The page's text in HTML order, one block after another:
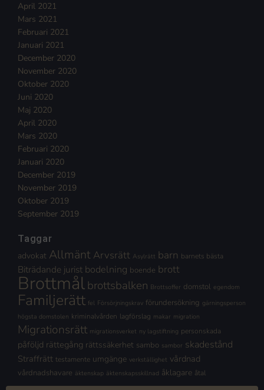
April 2021
Mars 2021
Februari 2021
Januari 2021
December 2020
November 2020
Oktober 2020
Juni 2020
Maj 2020
April 2020
Mars 2020
Februari 2020
Januari 2020
December 2019
November 2019
Oktober 2019
September 2019
Taggar
advokat Allmänt Arvsrätt Asylrätt barn barnets bästa
Biträdande jurist bodelning boende brott
Brottmålbrottsbalken Brottsoffer domstol egendom
Familjerätt fel Försörjningskrav förundersökning gärningsperson
högsta domstolen kriminalvården lagförslag makar migration
Migrationsrätt migrationsverket ny lagstiftning personskada
påföljd rättegång rättssäkerhet sambo sambor skadestånd
Straffrätt testamente umgänge verkställighet vårdnad
vårdnadshavare äktenskap äktenskapsskillnad åklagare åtal